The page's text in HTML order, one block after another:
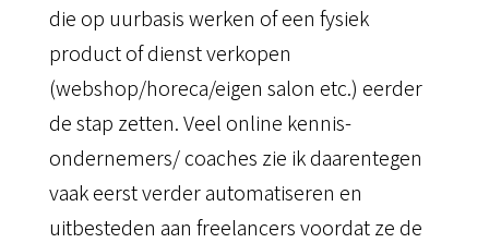
die op uurbasis werken of een fysiek
product of dienst verkopen
(webshop/horeca/eigen salon etc.) eerder
de stap zetten. Veel online kennis-
ondernemers/ coaches zie ik daarentegen
vaak eerst verder automatiseren en
uitbesteden aan freelancers voordat ze de